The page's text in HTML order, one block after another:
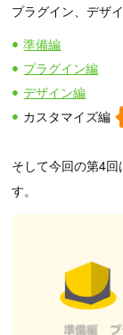
プラグイン、デザ
準備編
プラグイン編
デザイン編
カスタマイズ編
そして今回の第4
す。